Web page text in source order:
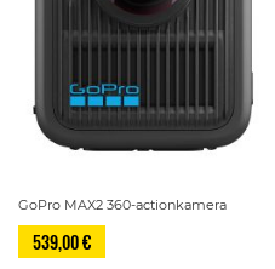
GoPro MAX2 360-actionkamera
539,00 €